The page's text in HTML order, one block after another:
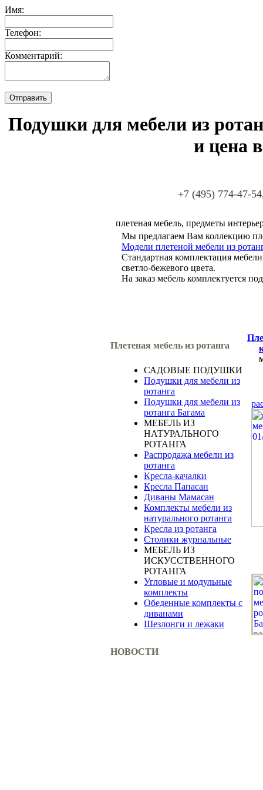
Имя:
Телефон:
Комментарий:
Подушки для мебели из
и цена
+7 (495) 774-47-
плетеная мебель, предметы
Мы предлагаем Вам коллекцию
Модели плетеной мебели из
Стандартная комплектация
светло-бежевого цвета.
На заказ мебель комплектуется
Плетеная мебель из ротанга
САДОВЫЕ ПОДУШКИ
Подушки для мебели из
ротанга
Подушки для мебели из
ротанга Багама
МЕБЕЛЬ ИЗ
НАТУРАЛЬНОГО
РОТАНГА
Распродажа мебели из
ротанга
Кресла-качалки
Кресла Папасан
Диваны Мамасан
Комплекты мебели из
натурального ротанга
Кресла из ротанга
Столики журнальные
МЕБЕЛЬ ИЗ
ИСКУССТВЕННОГО
РОТАНГА
Угловые и модульные
комплекты
Обеденные комплекты с
диванами
Шезлонги и лежаки
НОВОСТИ